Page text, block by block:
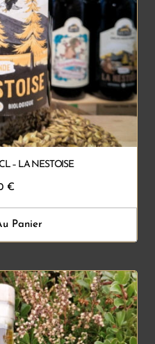
– LA NESTOISE
€
Panier